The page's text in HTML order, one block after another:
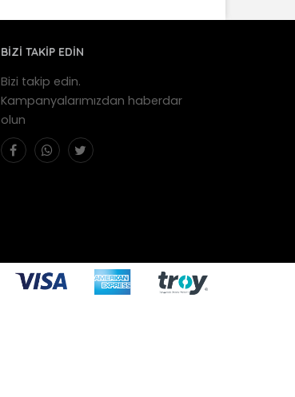
BİZİ TAKİP EDİN
Bizi takip edin.
Kampanyalarımızdan haberdar
olun